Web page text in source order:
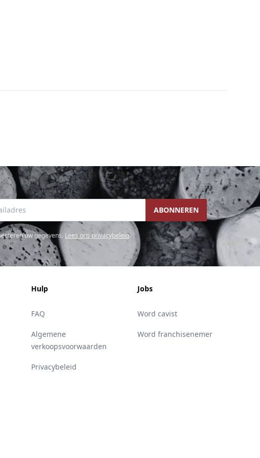
ABONNEREN
uw gegevens. Lees ons privacybeleid.
Hulp
FAQ
Algemene
verkoopsvoorwaarden
Privacybeleid
Jobs
Word cavist
Word franchisenemer